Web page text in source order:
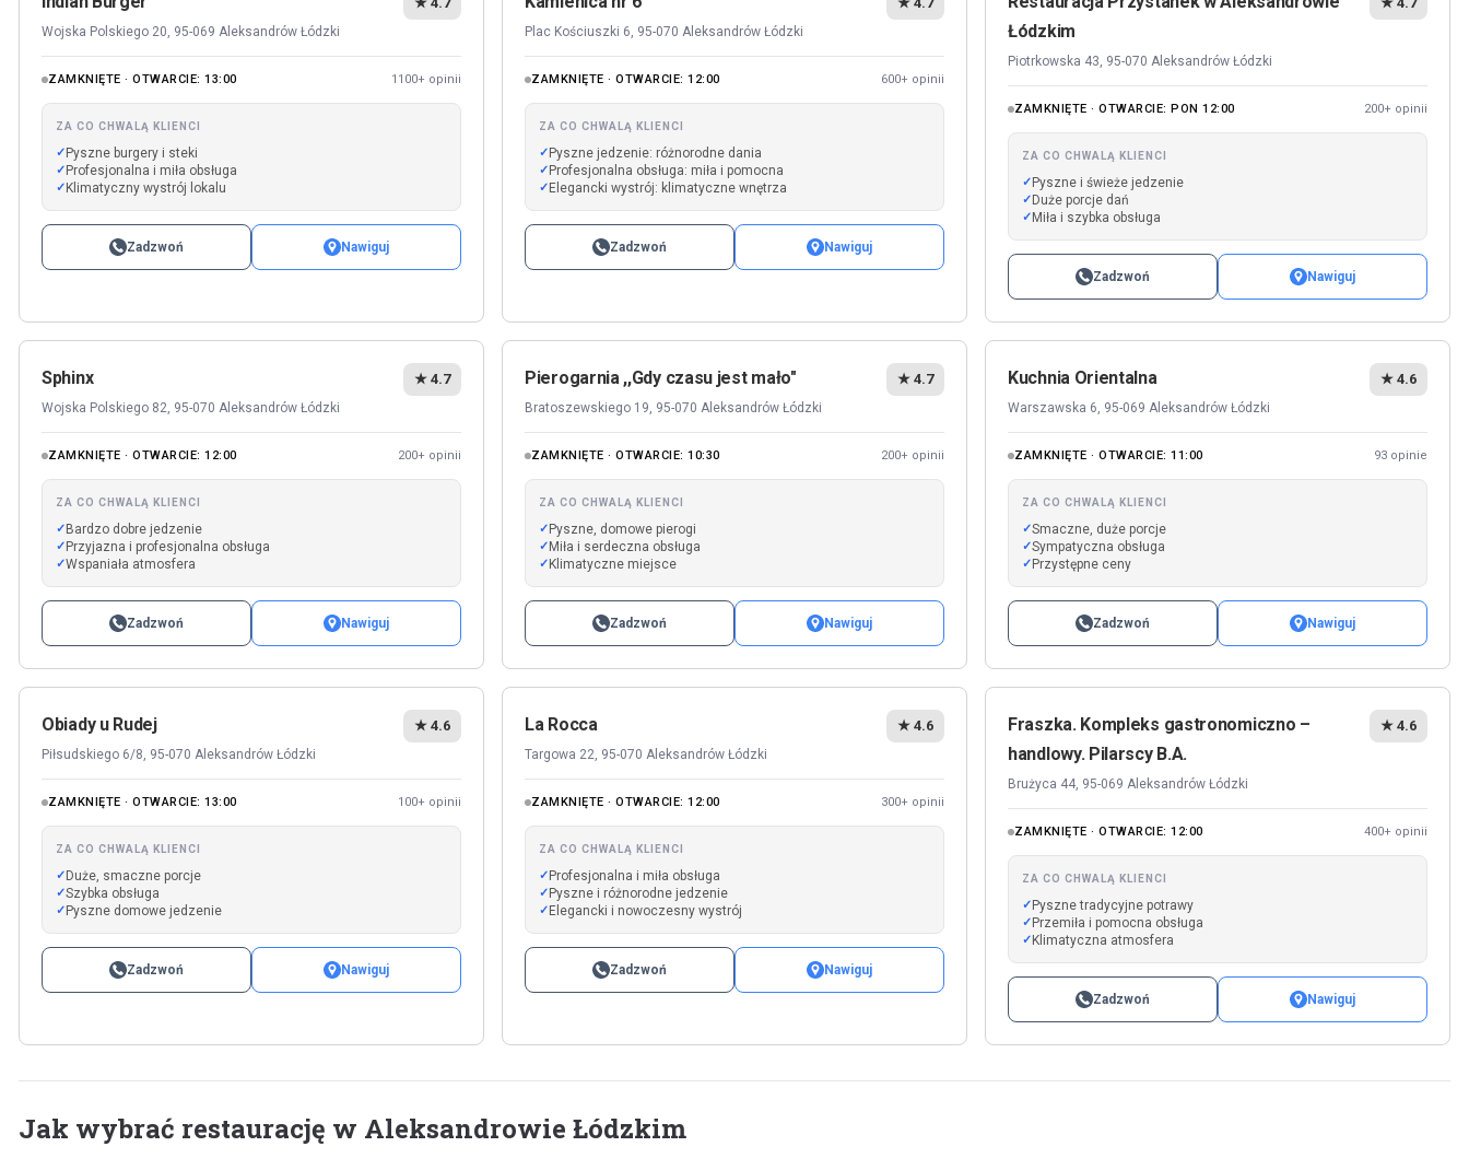
Wojska Polskiego 20, 95-069 Aleksandrów Łódzki
ZAMKNIĘTE · OTWARCIE: 13:00 1100+ opinii
ZA CO CHWALĄ KLIENCI
Pyszne burgery i steki
Profesjonalna i miła obsługa
Klimatyczny wystrój lokalu
Zadzwoń Nawiguj
Plac Kościuszki 6, 95-070 Aleksandrów Łódzki
ZAMKNIĘTE · OTWARCIE: 12:00 600+ opinii
ZA CO CHWALĄ KLIENCI
Pyszne jedzenie: różnorodne dania
Profesjonalna obsługa: miła i pomocna
Elegancki wystrój: klimatyczne wnętrza
Zadzwoń Nawiguj
Łódzkim
Piotrkowska 43, 95-070 Aleksandrów Łódzki
ZAMKNIĘTE · OTWARCIE: PON 12:00 200+ opinii
ZA CO CHWALĄ KLIENCI
Pyszne i świeże jedzenie
Duże porcje dań
Miła i szybka obsługa
Zadzwoń Nawiguj
Sphinx
Wojska Polskiego 82, 95-070 Aleksandrów Łódzki
★ 4.7
ZAMKNIĘTE · OTWARCIE: 12:00 200+ opinii
ZA CO CHWALĄ KLIENCI
Bardzo dobre jedzenie
Przyjazna i profesjonalna obsługa
Wspaniała atmosfera
Zadzwoń Nawiguj
Pierogarnia ,,Gdy czasu jest mało"
Bratoszewskiego 19, 95-070 Aleksandrów Łódzki
★ 4.7
ZAMKNIĘTE · OTWARCIE: 10:30 200+ opinii
ZA CO CHWALĄ KLIENCI
Pyszne, domowe pierogi
Miła i serdeczna obsługa
Klimatyczne miejsce
Zadzwoń Nawiguj
Kuchnia Orientalna
Warszawska 6, 95-069 Aleksandrów Łódzki
★ 4.6
ZAMKNIĘTE · OTWARCIE: 11:00 93 opinie
ZA CO CHWALĄ KLIENCI
Smaczne, duże porcje
Sympatyczna obsługa
Przystępne ceny
Zadzwoń Nawiguj
Obiady u Rudej
Piłsudskiego 6/8, 95-070 Aleksandrów Łódzki
★ 4.6
ZAMKNIĘTE · OTWARCIE: 13:00 100+ opinii
ZA CO CHWALĄ KLIENCI
Duże, smaczne porcje
Szybka obsługa
Pyszne domowe jedzenie
Zadzwoń Nawiguj
La Rocca
Targowa 22, 95-070 Aleksandrów Łódzki
★ 4.6
ZAMKNIĘTE · OTWARCIE: 12:00 300+ opinii
ZA CO CHWALĄ KLIENCI
Profesjonalna i miła obsługa
Pyszne i różnorodne jedzenie
Elegancki i nowoczesny wystrój
Zadzwoń Nawiguj
Fraszka. Kompleks gastronomiczno –
handlowy. Pilarscy B.A.
Brużyca 44, 95-069 Aleksandrów Łódzki
★ 4.6
ZAMKNIĘTE · OTWARCIE: 12:00 400+ opinii
ZA CO CHWALĄ KLIENCI
Pyszne tradycyjne potrawy
Przemiła i pomocna obsługa
Klimatyczna atmosfera
Zadzwoń Nawiguj
Jak wybrać restaurację w Aleksandrowie Łódzkim